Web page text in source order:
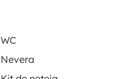
WC
Nevera